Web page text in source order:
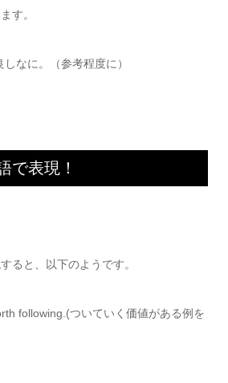
す。
なに。（参考程度に）
で表現！
ると、以下のようです。
following.(ついていく価値がある例を